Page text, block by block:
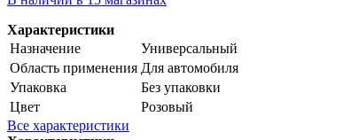
Характеристики
Назначение
Универсальный
Область применения Для автомобиля
Упаковка
Без упаковки
Цвет
Розовый
Все характеристики